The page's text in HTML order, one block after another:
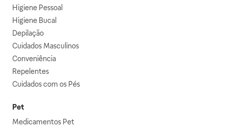
Higiene Pessoal
Higiene Bucal
Depilação
Cuidados Masculinos
Conveniência
Repelentes
Cuidados com os Pés
Pet
Medicamentos Pet